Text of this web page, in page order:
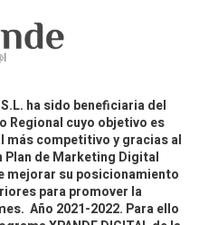
S.L. ha sido beneficiaria del
Regional cuyo objetivo es
más competitivo y gracias al
Plan de Marketing Digital
mejorar su posicionamiento
para promover la
Año 2021-2022. Para ello